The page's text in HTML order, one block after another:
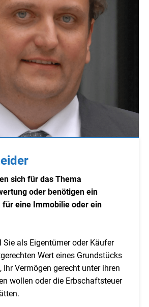
sich für das Thema
oder benötigen ein
für eine Immobilie oder ein
als Eigentümer oder Käufer
Wert eines Grundstücks
Ihr Vermögen gerecht unter ihren
wollen oder die Erbschaftsteuer